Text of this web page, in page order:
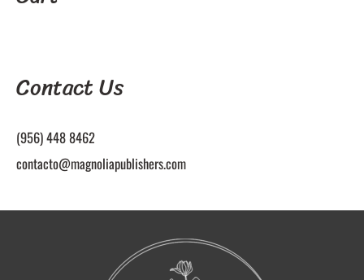
Contact Us
(956) 448 8462
contacto@magnoliapublishers.com